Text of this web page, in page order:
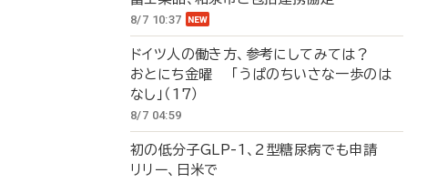
8/7 10:37
ドイツ人の働き方、参考にしてみては？
おとにち金曜 「うぱのちいさな一歩のは
なし」（17）
8/7 04:59
初の低分子GLP-1、2型糖尿病でも申請
リリー、日米で